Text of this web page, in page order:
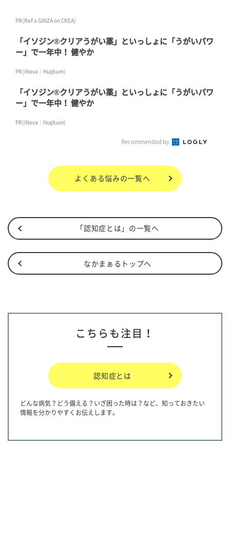
PR(ReFa GINZA on CREA)
「イソジン®クリアうがい薬」といっしょに「うがいパワ
ー」で一年中！ 健やか
PR(iNova｜Hugkum)
「イソジン®クリアうがい薬」といっしょに「うがいパワ
ー」で一年中！ 健やか
PR(iNova｜Hugkum)
Recommended by
よくある悩みの一覧へ
「認知症とは」の一覧へ
なかまぁるトップへ
こちらも注目！
認知症とは
どんな病気？どう備える？いざ困った時は？など、知っておきたい
情報を分かりやすくお伝えします。